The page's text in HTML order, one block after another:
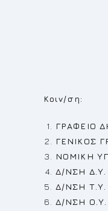
Κοιν/ση:
ΝΟΜΙΚΗ
Δ/ΝΣΗ Δ.Υ.
Δ/ΝΣΗ Τ.Υ.
Δ/ΝΣΗ Ο.Υ.